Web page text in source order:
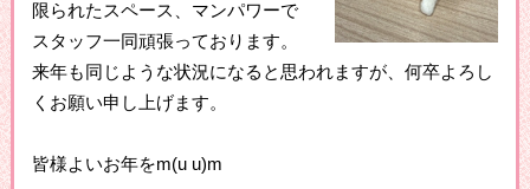
限られたスペース、マンパワーで
スタッフ一同頑張っております。
来年も同じような状況になると思われますが、何卒よろし
くお願い申し上げます。
皆様よいお年をm(u u)m